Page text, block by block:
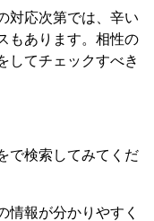
対応次第では、辛い
もあります。相性の
してチェックすべき
で検索してみてくだ
情報が分かりやすく